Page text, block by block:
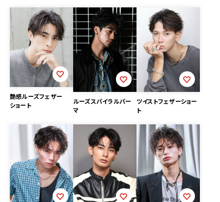
艶感ルーズフェザー
ショート
ルーズスパイラルパー
マ
ツイストフェザーショー
ト